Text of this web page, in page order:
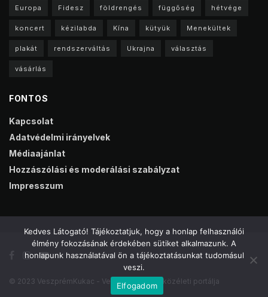
Europa Fidesz földrengés függőség hétvége
koncert kézilabda Kína kütyük Menekültek
plakát rendszerváltás Ukrajna választás
vásárlás
FONTOS
Kapcsolat
Adatvédelmi irányelvek
Médiaajánlat
Hozzászólási és moderálási szabályzat
Impresszum
© 2023 VeszprémKukac - Veszprém online közéleti portálja
Kedves Látogató! Tájékoztatjuk, hogy a honlap felhasználói
élmény fokozásának érdekében sütiket alkalmazunk. A
honlapunk használatával ön a tájékoztatásunkat tudomásul
veszi.
Elfogadom